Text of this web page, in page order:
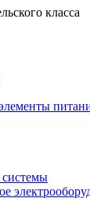
класса